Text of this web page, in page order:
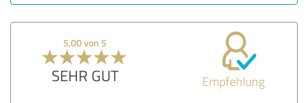
5,00 von 5
SEHR GUT Empfehlung